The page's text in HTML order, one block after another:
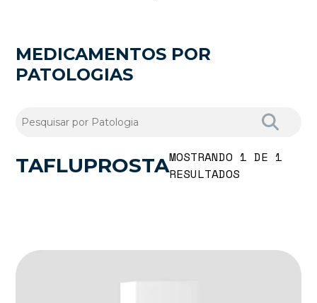
MEDICAMENTOS POR
PATOLOGIAS
TAFLUPROSTAMOSTRANDO 1 DE 1
RESULTADOS